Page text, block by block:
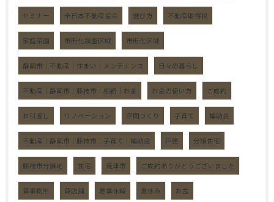
セミナー 全日本不動産協会 選び方 不動産取得税
家庭菜園 市街化調整区域 市街化区域
静岡市｜不動産｜住まい｜メンテナンス 日々の暮らし
不動産｜静岡市｜藤枝市｜相続｜お金 お金の使い方 ご成約
お引渡し リノベーション 空間づくり 子育て 補助金
不動産｜静岡市｜藤枝市｜子育て｜補助金 戸建 分譲住宅
藤枝市分譲地 住宅 焼津市 ご成約ありがとうございました
貸事務所 貸店舗 夏季休暇 夏休み お盆